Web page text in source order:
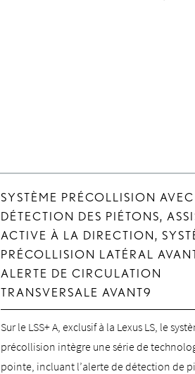
SYSTÈME PRÉCOLLISION AVEC
DÉTECTION DES PIÉTONS,
ACTIVE À LA DIRECTION,
PRÉCOLLISION LATÉRAL
ALERTE DE CIRCULATION
TRANSVERSALE AVANT9
Sur le LSS+ A, exclusif à la Lexus LS, le
précollision intègre une série de
pointe, incluant l’alerte de détection de